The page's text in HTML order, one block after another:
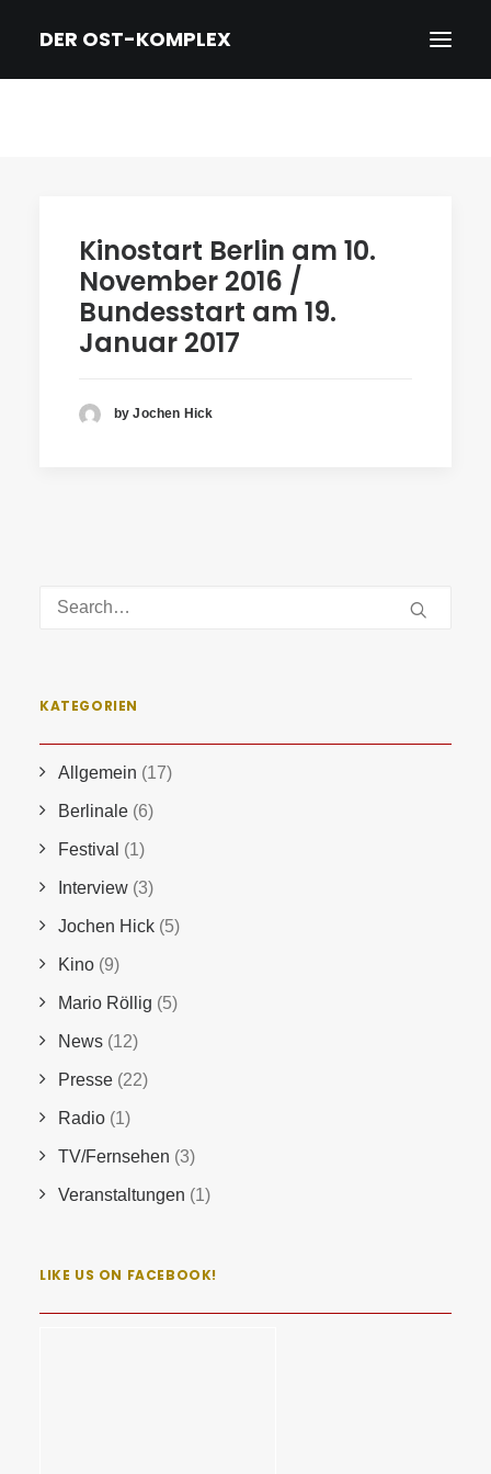
DER OST-KOMPLEX
NEWS
PRESSE
CREDITS & BIOS
IMPRESSUM/DATENSCHUTZ
Kinostart Berlin am 10.
November 2016 /
Bundesstart am 19.
Januar 2017
by Jochen Hick
KATEGORIEN
Allgemein (17)
Berlinale (6)
Festival (1)
Interview (3)
Jochen Hick (5)
Kino (9)
Mario Röllig (5)
News (12)
Presse (22)
Radio (1)
TV/Fernsehen (3)
Veranstaltungen (1)
LIKE US ON FACEBOOK!